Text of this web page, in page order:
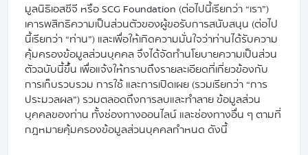
มูลนิธิเอสซีจี หรือ SCG Foundation (ต่อไปนี้เรียกว่า “เรา”)
เคารพสิทธิความเป็นส่วนตัวของผู้ขอรับการสนับสนุน (ต่อไป
นี้เรียกว่า “ท่าน”) และเพื่อให้เกิดความมั่นใจว่าท่านได้รับความ
คุ้มครองข้อมูลส่วนบุคคล จึงได้จัดทำนโยบายความเป็นส่วน
ตัวฉบับนี้ขึ้น เพื่อแจ้งให้ทราบถึงรายละเอียดที่เกี่ยวข้องกับ
การเก็บรวบรวม การใช้ และการเปิดเผย (รวมเรียกว่า “การ
ประมวลผล”) รวมตลอดถึงการลบและทำลาย ข้อมูลส่วน
บุคคลของท่าน ทั้งช่องทางออนไลน์ และช่องทางอื่น ๆ ตามที่
กฎหมายคุ้มครองข้อมูลส่วนบุคคลกำหนด ดังนี้